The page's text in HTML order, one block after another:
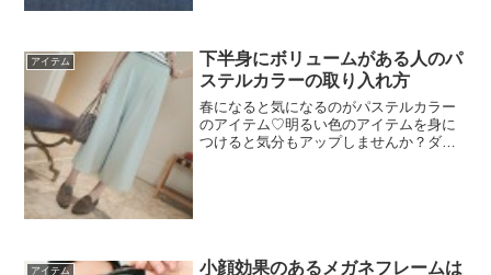
アイテム
下半身にボリュームがある人のパ
ステルカラーの取り入れ方
春になると気になるのがパステルカラー
のアイテム♡明るい色のアイテムを身に
つけると気分もアップしませんか？ダー
アイテム
小顔効果のあるメガネフレームは